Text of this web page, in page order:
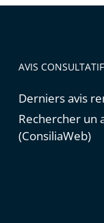
AVIS
Derniers avis
Rechercher un
(ConsiliaWeb)